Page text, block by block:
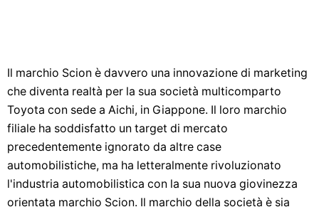
Il marchio Scion è davvero una innovazione di marketing
che diventa realtà per la sua società multicomparto
Toyota con sede a Aichi, in Giappone. Il loro marchio
filiale ha soddisfatto un target di mercato
precedentemente ignorato da altre case
automobilistiche, ma ha letteralmente rivoluzionato
l'industria automobilistica con la sua nuova giovinezza
orientata marchio Scion. Il marchio della società è sia